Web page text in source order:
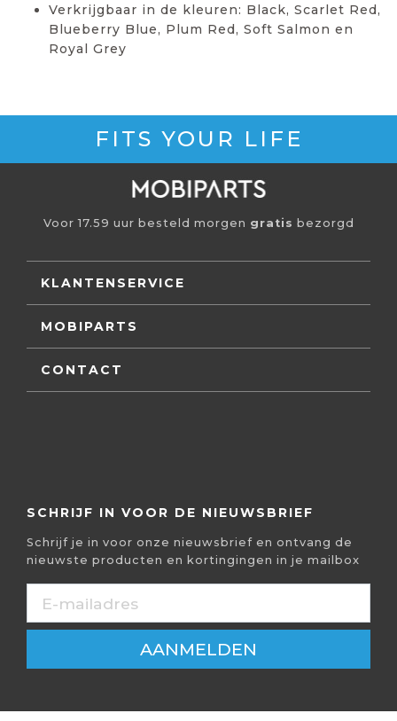
Verkrijgbaar in de kleuren: Black, Scarlet Red,
Blueberry Blue, Plum Red, Soft Salmon en
Royal Grey
FITS YOUR LIFE
Voor 17.59 uur besteld morgen gratis bezorgd
KLANTENSERVICE
MOBIPARTS
CONTACT
SCHRIJF IN VOOR DE NIEUWSBRIEF
Schrijf je in voor onze nieuwsbrief en ontvang de
nieuwste producten en kortingingen in je mailbox
AANMELDEN